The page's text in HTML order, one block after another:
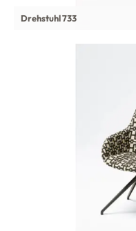
Drehstuhl 733